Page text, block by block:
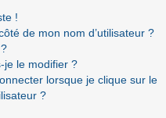
!
de mon nom d’utilisateur ?
je le modifier ?
lorsque je clique sur le
?